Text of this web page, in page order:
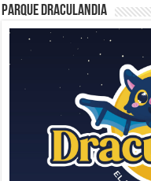
Parque Draculandia